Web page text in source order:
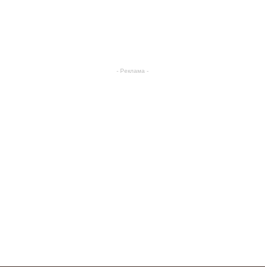
- Реклама -